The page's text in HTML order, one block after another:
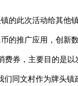
的此次活动给其他
的推广应用，创新
券，主要目的是以
们同文村作为牌头